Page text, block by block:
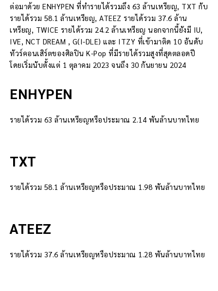
ต่อมาด้วย ENHYPEN ที่ทำรายได้รวมถึง 63 ล้านเหรียญ, TXT กับ
รายได้รวม 58.1 ล้านเหรียญ, ATEEZ รายได้รวม 37.6 ล้าน
เหรียญ, TWICE รายได้รวม 24.2 ล้านเหรียญ นอกจากนี้ยังมี IU,
IVE, NCT DREAM , G(I-DLE) และ ITZY ที่เข้ามาติด 10 อันดับ
ทัวร์คอนเสิร์ตของศิลปิน K-Pop ที่มีรายได้รวมสูงที่สุดตลอดปี
โดยเริ่มนับตั้งแต่ 1 ตุลาคม 2023 จนถึง 30 กันยายน 2024
ENHYPEN
รายได้รวม 63 ล้านเหรียญหรือประมาณ 2.14 พันล้านบาทไทย
TXT
รายได้รวม 58.1 ล้านเหรียญหรือประมาณ 1.98 พันล้านบาทไทย
ATEEZ
รายได้รวม 37.6 ล้านเหรียญหรือประมาณ 1.28 พันล้านบาทไทย